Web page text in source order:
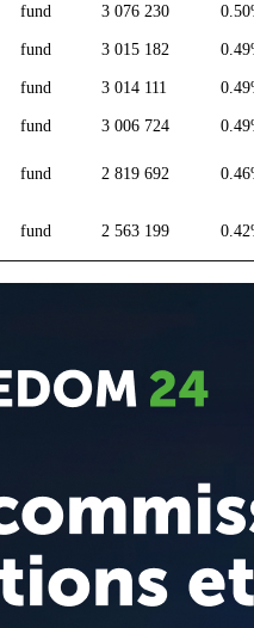
fund 3 076 230
fund 3 015 182
fund 3 014 111
fund 3 006 724
fund 2 819 692
fund 2 563 199